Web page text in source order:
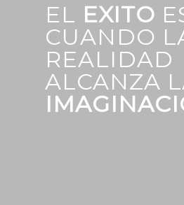
EL EXITO
CUANDO
REALIDAD
ALCANZA